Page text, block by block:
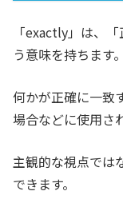
「exactly」は、
う意味を持ちます。
何かが正確に一致
場合などに使用さ
主観的な視点では
できます。